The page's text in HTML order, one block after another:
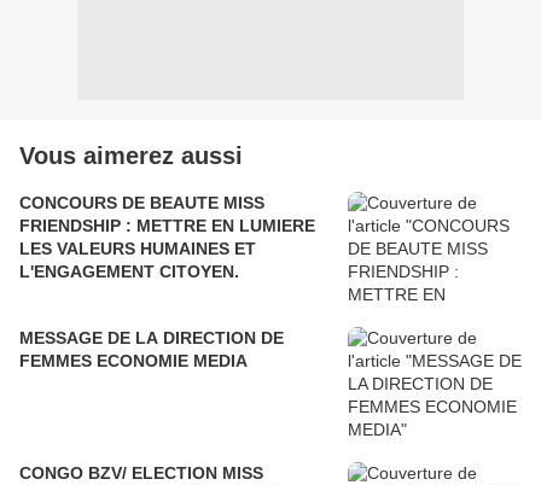
Vous aimerez aussi
CONCOURS DE BEAUTE MISS
FRIENDSHIP : METTRE EN LUMIERE
LES VALEURS HUMAINES ET
L'ENGAGEMENT CITOYEN.
MESSAGE DE LA DIRECTION DE
FEMMES ECONOMIE MEDIA
CONGO BZV/ ELECTION MISS